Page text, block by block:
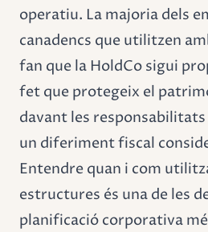
operatiu. La majoria dels
canadencs que utilitzen
fan que la HoldCo sigui
fet que protegeix el
davant les
un diferiment fiscal
Entendre quan i com
estructures és una de les
planificació corporativa